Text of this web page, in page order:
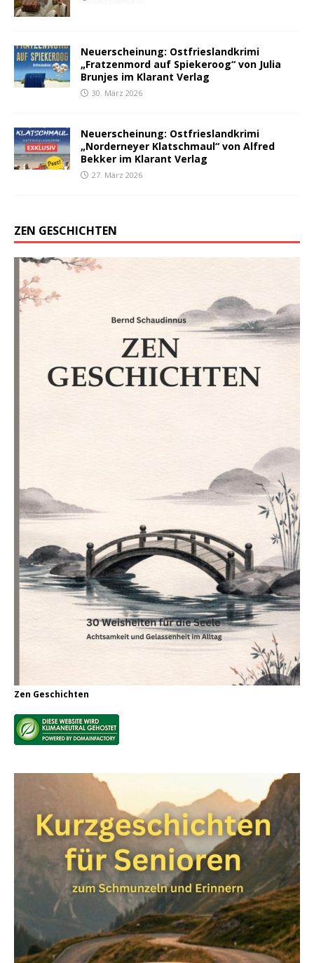
Neuerscheinung: Ostfrieslandkrimi
„Fratzenmord auf Spiekeroog“ von Julia
Brunjes im Klarant Verlag
30. März 2026
Neuerscheinung: Ostfrieslandkrimi
„Norderneyer Klatschmaul“ von Alfred
Bekker im Klarant Verlag
27. März 2026
ZEN GESCHICHTEN
Zen Geschichten